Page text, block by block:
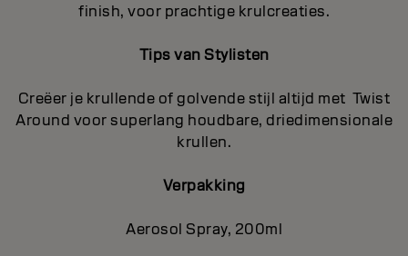
finish, voor prachtige krulcreaties.
Tips van Stylisten
Creëer je krullende of golvende stijl altijd met Twist
Around voor superlang houdbare, driedimensionale
krullen.
Verpakking
Aerosol Spray, 200ml